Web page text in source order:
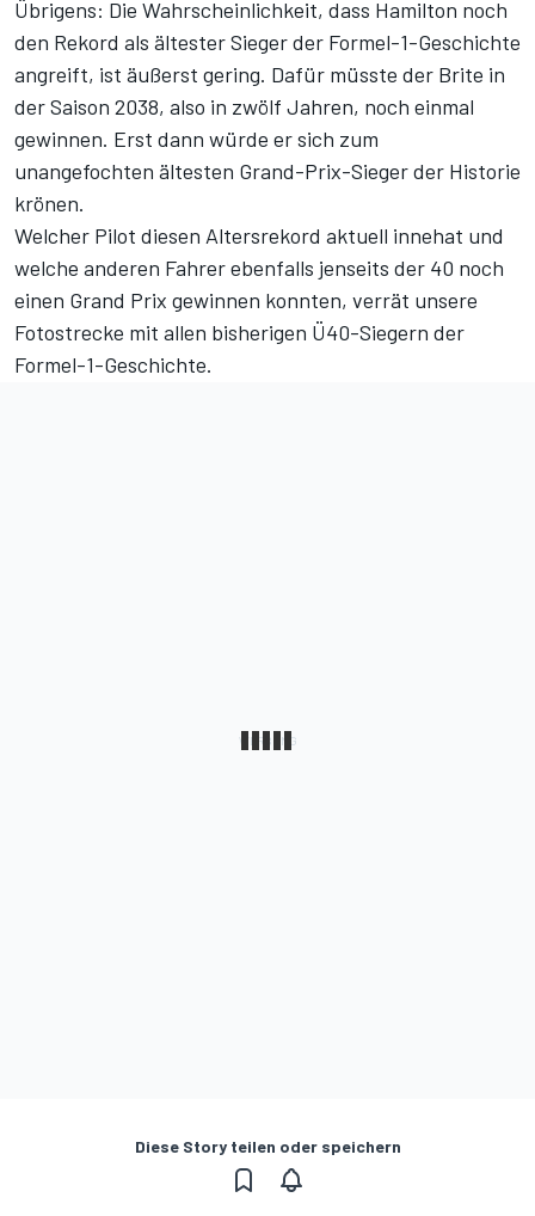
Übrigens: Die Wahrscheinlichkeit, dass Hamilton noch
den Rekord als ältester Sieger der Formel-1-Geschichte
angreift, ist äußerst gering. Dafür müsste der Brite in
der Saison 2038, also in zwölf Jahren, noch einmal
gewinnen. Erst dann würde er sich zum
unangefochten ältesten Grand-Prix-Sieger der Historie
krönen.
Welcher Pilot diesen Altersrekord aktuell innehat und
welche anderen Fahrer ebenfalls jenseits der 40 noch
einen Grand Prix gewinnen konnten, verrät unsere
Fotostrecke mit allen bisherigen Ü40-Siegern der
Formel-1-Geschichte.
Diese Story teilen oder speichern